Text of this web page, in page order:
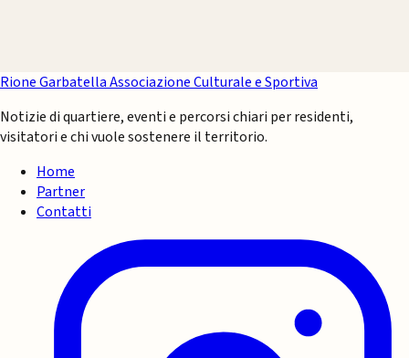
Rione GarbatellaAssociazione Culturale e Sportiva
Notizie di quartiere, eventi e percorsi chiari per residenti,
visitatori e chi vuole sostenere il territorio.
Home
Partner
Contatti